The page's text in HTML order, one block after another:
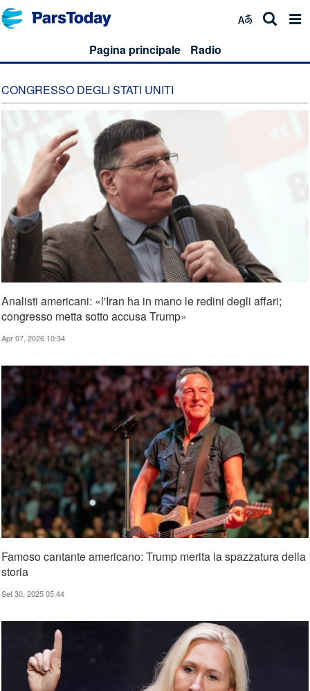
Pagina principale Radio
CONGRESSO DEGLI STATI UNITI
Analisti americani: «l'Iran ha in mano le redini degli affari;
congresso metta sotto accusa Trump»
Apr 07, 2026 10:34
Famoso cantante americano: Trump merita la spazzatura della
storia
Set 30, 2025 05:44